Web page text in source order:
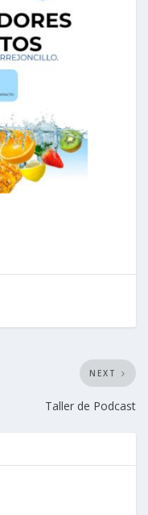
NEXT
Taller de Podcast